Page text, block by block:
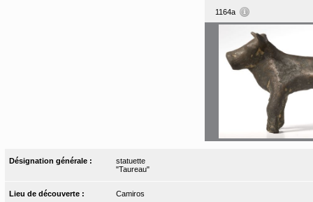
1164a
Désignation générale :
statuette
"Taureau"
Lieu de découverte : Camiros